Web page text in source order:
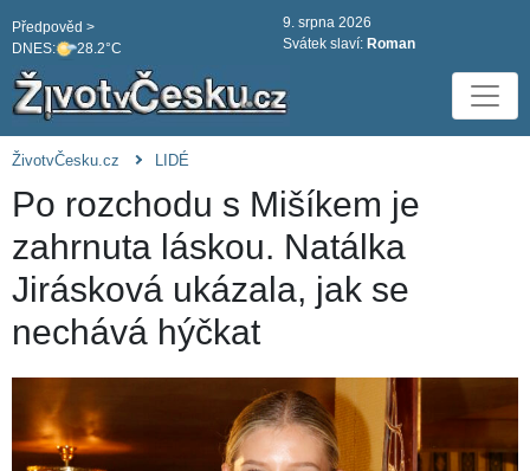
DNES: 28.2°C
Předpověd >
9. srpna 2026
Svátek slaví: Roman
ŽivotvČesku.cz LIDÉ
Po rozchodu s Mišíkem je
zahrnuta láskou. Natálka
Jirásková ukázala, jak se
nechává hýčkat